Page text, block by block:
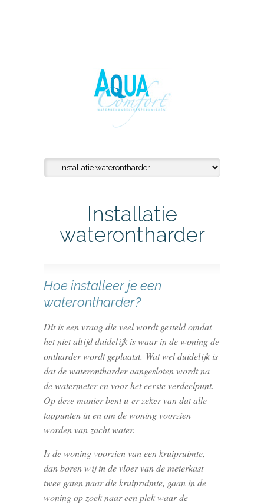
Installatie
waterontharder
Hoe installeer je een
waterontharder?
Dit is een vraag die veel wordt gesteld omdat
het niet altijd duidelijk is waar in de woning de
ontharder wordt geplaatst. Wat wel duidelijk is
dat de waterontharder aangesloten wordt na
de watermeter en voor het eerste verdeelpunt.
Op deze manier bent u er zeker van dat alle
tappunten in en om de woning voorzien
worden van zacht water.
Is de woning voorzien van een kruipruimte,
dan boren wij in de vloer van de meterkast
twee gaten naar die kruipruimte, gaan in de
woning op zoek naar een plek waar de